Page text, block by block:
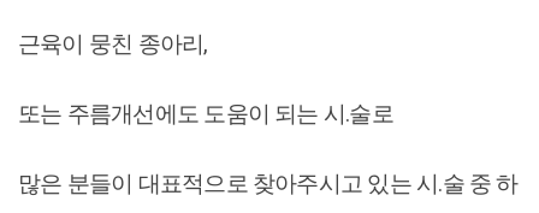
근육이 뭉친 종아리,
또는 주름개선에도 도움이 되는 시.술로
많은 분들이 대표적으로 찾아주시고 있는 시.술 중 하